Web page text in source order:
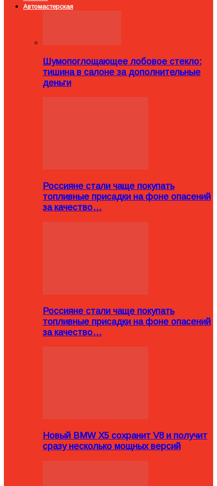
Автомастерская
Шумопоглощающее лобовое стекло:
тишина в салоне за дополнительные
деньги
Россияне стали чаще покупать
топливные присадки на фоне опасений
за качество…
Россияне стали чаще покупать
топливные присадки на фоне опасений
за качество…
Новый BMW X5 сохранит V8 и получит
сразу несколько мощных версий